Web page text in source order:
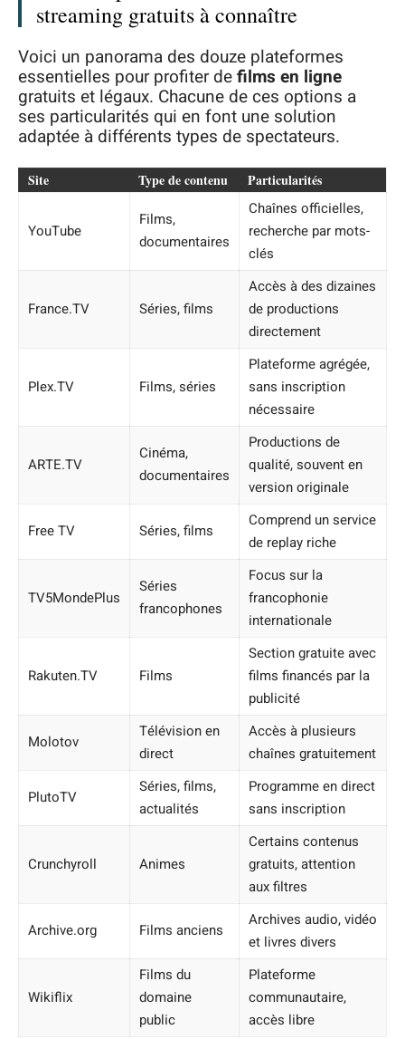
streaming gratuits à connaître
Voici un panorama des douze plateformes
essentielles pour profiter defilms en ligne
gratuits et légaux. Chacune de ces options a
ses particularités qui en font une solution
adaptée à différents types de spectateurs.
Site Type de contenu Particularités
YouTube
Films,
documentaires
Chaînes officielles,
recherche par mots-
clés
France.TV Séries, films
Accès à des dizaines
de productions
directement
Plex.TV Films, séries
Plateforme agrégée,
sans inscription
nécessaire
ARTE.TV
Cinéma,
documentaires
Productions de
qualité, souvent en
version originale
Free TV Séries, films
Comprend un service
de replay riche
TV5MondePlus
Séries
francophones
Focus sur la
francophonie
internationale
Rakuten.TV Films
Section gratuite avec
films financés par la
publicité
Molotov
Télévision en
direct
Accès à plusieurs
chaînes gratuitement
PlutoTV
Séries, films,
actualités
Programme en direct
sans inscription
Crunchyroll Animes
Certains contenus
gratuits, attention
aux filtres
Archive.org Films anciens
Archives audio, vidéo
et livres divers
Wikiflix
Films du
domaine
public
Plateforme
communautaire,
accès libre